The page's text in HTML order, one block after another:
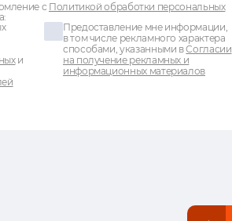
с Политикой обработки персональных
и
Предоставление мне информации,
в том числе рекламного характера
способами, указанными вСогласии
на получение рекламных и
информационных материалов